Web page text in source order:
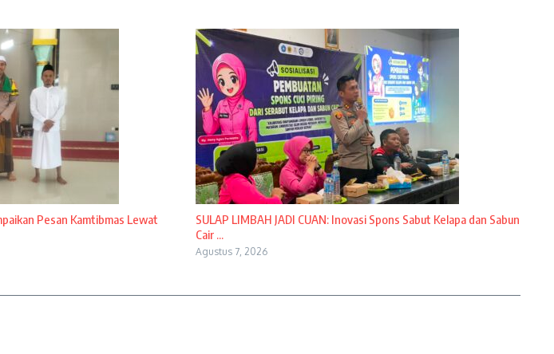
Pesan Kamtibmas Lewat
SULAP LIMBAH JADI CUAN: Inovasi Spons Sabut Kelapa dan Sabun
Cair ...
Agustus 7, 2026